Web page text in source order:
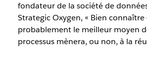
fondateur de la société de
Strategic Oxygen, « Bien connaître
probablement le meilleur moyen
processus mènera, ou non, à la